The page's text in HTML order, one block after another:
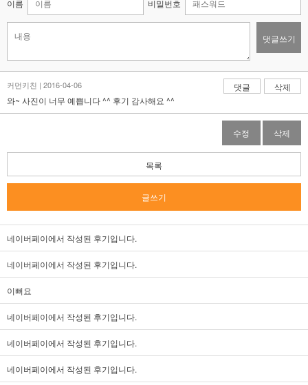
이름 비밀번호
댓글쓰기
커먼키친 | 2016-04-06 삭제
댓글
와~ 사진이 너무 예쁩니다 ^^ 후기 감사해요 ^^
수정 삭제
목록
글쓰기
네이버페이에서 작성된 후기입니다.
네이버페이에서 작성된 후기입니다.
이뻐요
네이버페이에서 작성된 후기입니다.
네이버페이에서 작성된 후기입니다.
네이버페이에서 작성된 후기입니다.